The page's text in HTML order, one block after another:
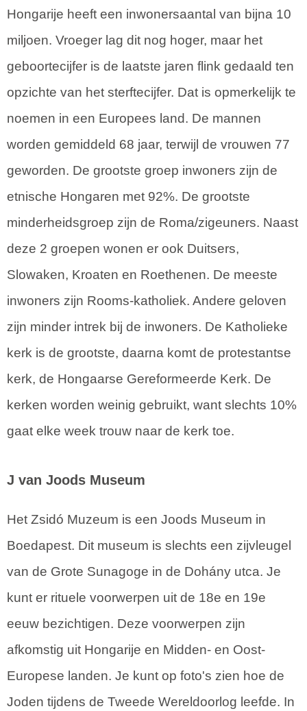
Hongarije heeft een inwonersaantal van bijna 10
miljoen. Vroeger lag dit nog hoger, maar het
geboortecijfer is de laatste jaren flink gedaald ten
opzichte van het sterftecijfer. Dat is opmerkelijk te
noemen in een Europees land. De mannen
worden gemiddeld 68 jaar, terwijl de vrouwen 77
geworden. De grootste groep inwoners zijn de
etnische Hongaren met 92%. De grootste
minderheidsgroep zijn de Roma/zigeuners. Naast
deze 2 groepen wonen er ook Duitsers,
Slowaken, Kroaten en Roethenen. De meeste
inwoners zijn Rooms-katholiek. Andere geloven
zijn minder intrek bij de inwoners. De Katholieke
kerk is de grootste, daarna komt de protestantse
kerk, de Hongaarse Gereformeerde Kerk. De
kerken worden weinig gebruikt, want slechts 10%
gaat elke week trouw naar de kerk toe.
J van Joods Museum
Het Zsidó Muzeum is een Joods Museum in
Boedapest. Dit museum is slechts een zijvleugel
van de Grote Sunagoge in de Dohány utca. Je
kunt er rituele voorwerpen uit de 18e en 19e
eeuw bezichtigen. Deze voorwerpen zijn
afkomstig uit Hongarije en Midden- en Oost-
Europese landen. Je kunt op foto's zien hoe de
Joden tijdens de Tweede Wereldoorlog leefde. In